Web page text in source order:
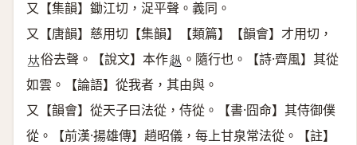
又【集韻】鋤江切，浞平聲。義同。
又【唐韻】慈用切【集韻】【類篇】【韻會】才用切，
𠀤俗去聲。【說文】本作𨑢 。隨行也。【詩·齊風】其從
如雲。【論語】從我者，其由與。
又【韻會】從天子曰法從，侍從。【書·囧命】其侍御僕
從。【前漢·揚雄傳】趙昭儀，每上甘泉常法從。【註】